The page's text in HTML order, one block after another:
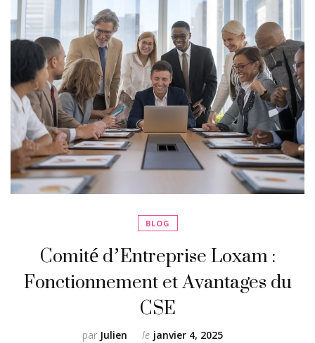
BLOG
Comité d’Entreprise Loxam :
Fonctionnement et Avantages du
CSE
par Julien le janvier 4, 2025